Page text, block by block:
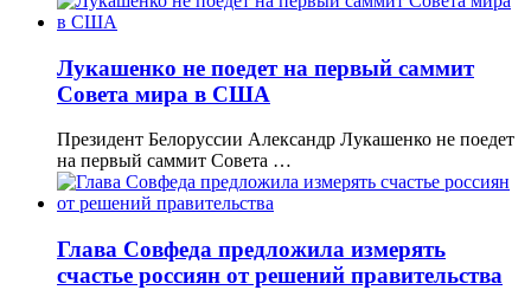
Лукашенко не поедет на первый саммит
Совета мира в США
Президент Белоруссии Александр Лукашенко не поедет
на первый саммит Совета …
Глава Совфеда предложила измерять
счастье россиян от решений правительства